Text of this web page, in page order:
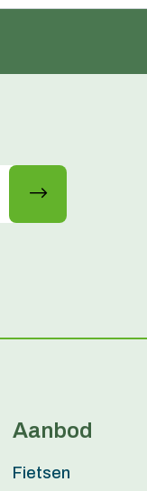
Aanbod
Fietsen